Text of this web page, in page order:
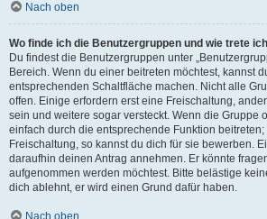
Nach oben
Wo finde ich die Benutzergruppen und wie trete
Du findest die Benutzergruppen unter
Bereich. Wenn du einer beitreten möchtest, kannst
entsprechenden Schaltfläche machen. Nicht alle
offen. Einige erfordern erst eine Freischaltung,
sein und weitere sogar versteckt. Wenn die Gruppe
einfach durch die entsprechende Funktion
Freischaltung, so kannst du dich für sie bewerben.
daraufhin deinen Antrag annehmen. Er könnte
aufgenommen werden möchtest. Bitte belästige
dich ablehnt, er wird einen Grund dafür haben.
Nach oben